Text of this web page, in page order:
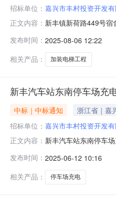
招标单位： 嘉兴市丰村投资开发
正文内容： 新丰镇新荷路449号
息发布表项目编号信
代理
发布时间： 2025-08-06 12:22
相关产品：
加装电梯工程
新丰汽车站东南停车场充
中标｜中标通知 浙江省｜嘉
招标单位： 嘉兴市丰村投资开发
正文内容： 新丰汽车站东南停车
场充电项目招标人嘉
人排序一中标候选人青
发布时间： 2025-06-12 10:16
相关产品：
停车场充电